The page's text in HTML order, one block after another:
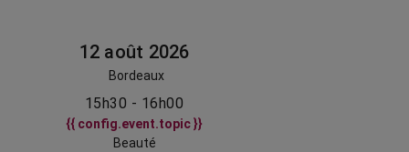
12 août 2026
Bordeaux
15h30 - 16h00
{{ config.event.topic }}
Beauté